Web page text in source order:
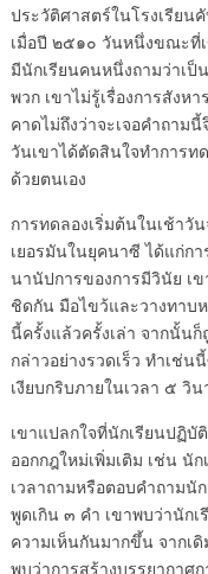
ประวัติศาสตร์ในโรงเรียน
เมื่อปี ๒๕๑๐ วันหนึ่งขณะที่
มีนักเรียนคนหนึ่งถามว่าเป็
พวก เขาไม่รู้เรื่องการสัง
คาดไม่ถึงว่าจะเจอคำถาม
วันเขาได้ตัดสินใจทำการท
ด้วยตนเอง
การทดลองเริ่มต้นในเช้าวั
เยอรมันในยุคนาซี ได้แก่ก
นานัปการของการมีวินัย เ
ชิดกัน มือไขว้และวางทาบ
นี้ครั้งแล้วครั้งเล่า จากนั้น
กล่าวอย่างรวดเร็ว ทำเช่
เงียบกริบภายในเวลา ๕ วิ
เขาแปลกใจที่นักเรียนปฏิบั
ออกกฎใหม่เพิ่มเติม เช่น นั
เวลาถามหรือตอบคำถามนั
พูดเกิน ๓ คำ เขาพบว่านัก
ความเห็นกันมากขึ้น จากเ
พบว่าการสร้างบรรยากาศ